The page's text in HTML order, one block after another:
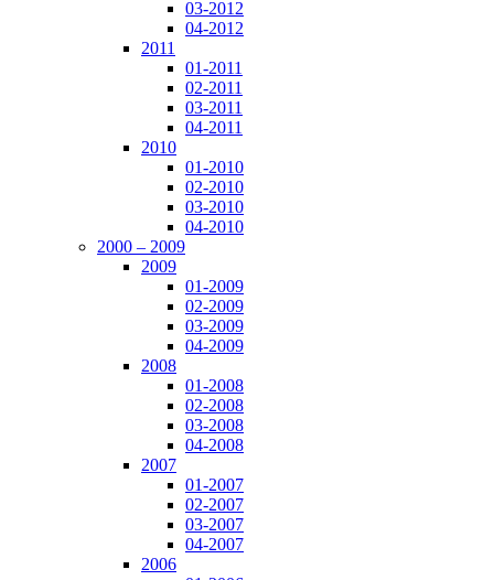
03-2012
04-2012
2011
01-2011
02-2011
03-2011
04-2011
2010
01-2010
02-2010
03-2010
04-2010
2000 – 2009
2009
01-2009
02-2009
03-2009
04-2009
2008
01-2008
02-2008
03-2008
04-2008
2007
01-2007
02-2007
03-2007
04-2007
2006